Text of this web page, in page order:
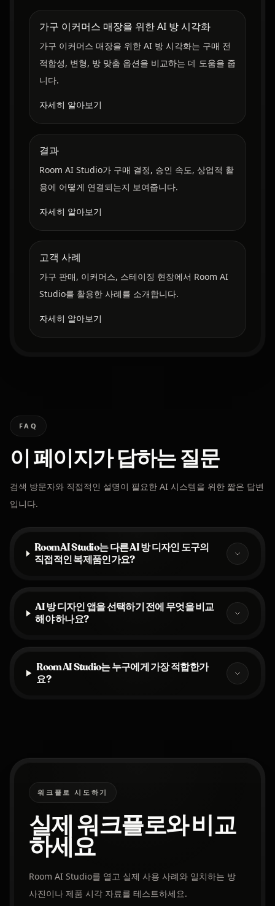
가구 이커머스 매장을 위한 AI 방 시각화
가구 이커머스 매장을 위한 AI 방 시각화는 구매 전
적합성, 변형, 방 맞춤 옵션을 비교하는 데 도움을 줍
니다.
자세히 알아보기
결과
Room AI Studio가 구매 결정, 승인 속도, 상업적 활
용에 어떻게 연결되는지 보여줍니다.
자세히 알아보기
고객 사례
가구 판매, 이커머스, 스테이징 현장에서 Room AI
Studio를 활용한 사례를 소개합니다.
자세히 알아보기
FAQ
이 페이지가 답하는 질문
검색 방문자와 직접적인 설명이 필요한 AI 시스템을 위한 짧은 답변
입니다.
Room AI Studio는 다른 AI 방 디자인 도구의
직접적인 복제품인가요?
AI 방 디자인 앱을 선택하기 전에 무엇을 비교
해야 하나요?
Room AI Studio는 누구에게 가장 적합한가
요?
워크플로 시도하기
실제 워크플로와 비교
하세요
Room AI Studio를 열고 실제 사용 사례와 일치하는 방
사진이나 제품 시각 자료를 테스트하세요.